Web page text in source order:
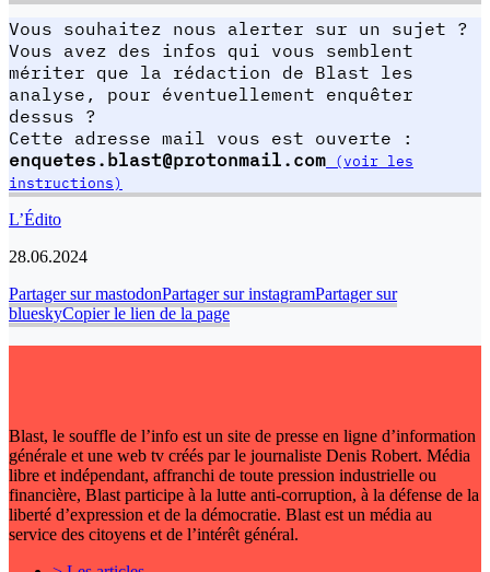
Vous souhaitez nous alerter sur un sujet ?
Vous avez des infos qui vous semblent
mériter que la rédaction de Blast les
analyse, pour éventuellement enquêter
dessus ?
Cette adresse mail vous est ouverte :
enquetes.blast@protonmail.com (voir les
instructions)
L’Édito
28.06.2024
Partager sur mastodonPartager sur instagramPartager sur
blueskyCopier le lien de la page
Blast, le souffle de l’info est un site de presse en ligne d’information
générale et une web tv créés par le journaliste Denis Robert. Média
libre et indépendant, affranchi de toute pression industrielle ou
financière, Blast participe à la lutte anti-corruption, à la défense de la
liberté d’expression et de la démocratie. Blast est un média au
service des citoyens et de l’intérêt général.